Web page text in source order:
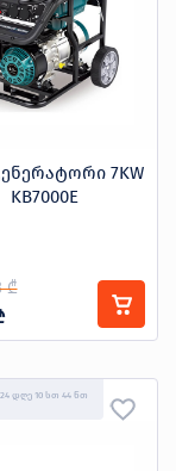
7KW
KB7000E
₾
24 დღე 10 სთ 44 წთ